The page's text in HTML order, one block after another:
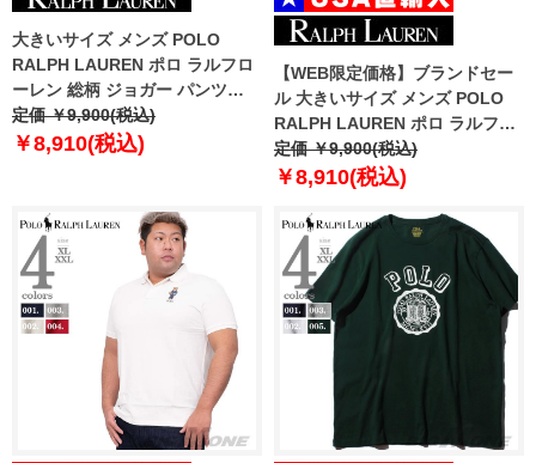
大きいサイズ メンズ POLO
RALPH LAUREN ポロ ラルフロ
ーレン 総柄 ジョガー パンツ
USA直輸入 pk08hr
定価 ￥9,900(税込)
￥8,910(税込)
【WEB限定価格】ブランドセー
ル 大きいサイズ メンズ POLO
RALPH LAUREN ポロ ラルフロ
ーレン プリント 半袖 Tシャツ
USA直輸入 710750444
定価 ￥9,900(税込)
￥8,910(税込)